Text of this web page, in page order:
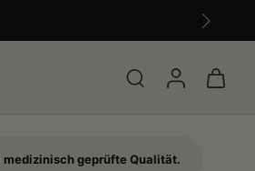
medizinisch geprüfte Qualität.